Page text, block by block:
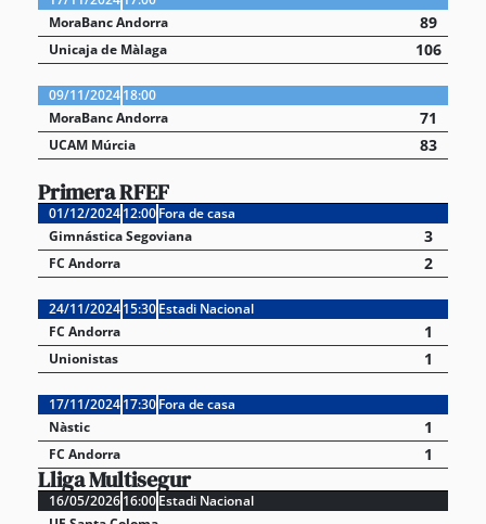
MoraBanc Andorra
89
Unicaja de Màlaga 106
09/11/202418:00
MoraBanc Andorra
71
UCAM Múrcia 83
Primera RFEF
01/12/202412:00Fora de casa
Gimnástica Segoviana
3
FC Andorra 2
24/11/202415:30Estadi Nacional
FC Andorra
1
Unionistas 1
17/11/202417:30Fora de casa
Nàstic
1
FC Andorra 1
Lliga Multisegur
16/05/202616:00Estadi Nacional